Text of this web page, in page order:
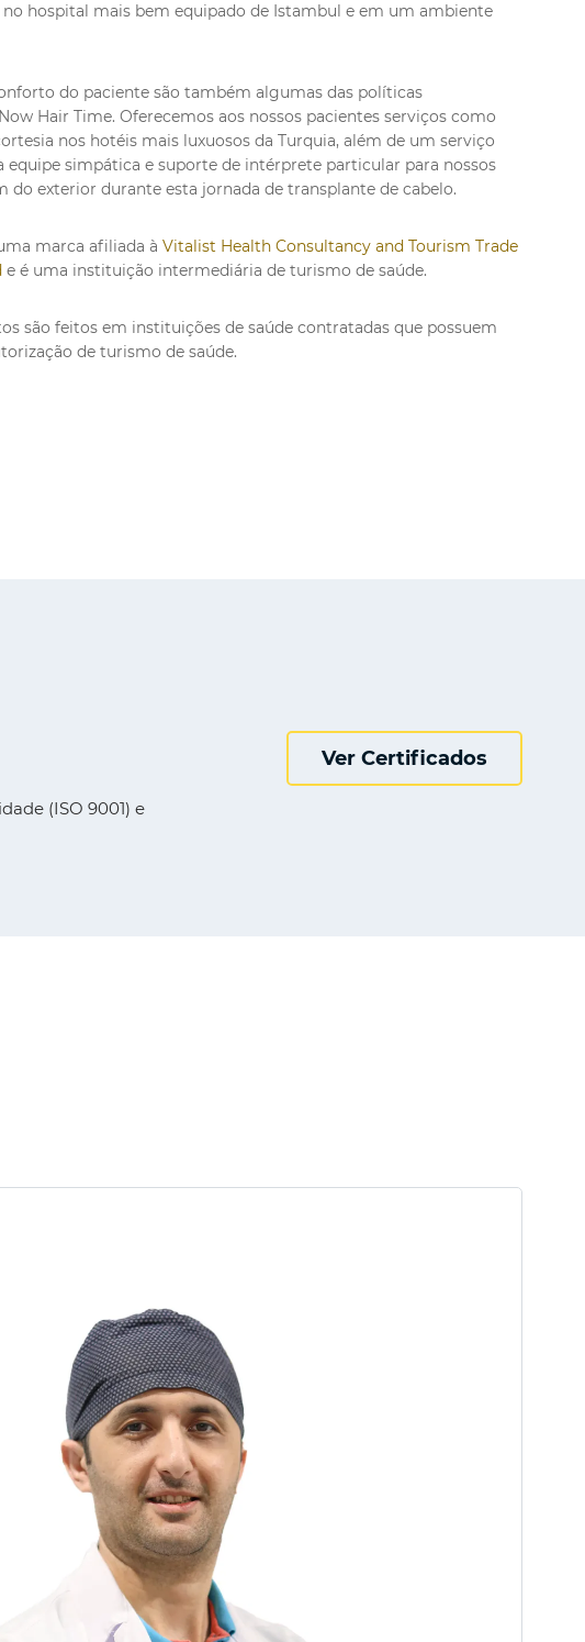
no hospital mais bem equipado de Istambul e em um ambiente
do paciente são também algumas das políticas
Hair Time. Oferecemos aos nossos pacientes serviços como
nos hotéis mais luxuosos da Turquia, além de um serviço
equipe simpática e suporte de intérprete particular para nossos
do exterior durante esta jornada de transplante de cabelo.
marca afiliada à Vitalist Health Consultancy and Tourism Trade
e é uma instituição intermediária de turismo de saúde.
são feitos em instituições de saúde contratadas que possuem
de turismo de saúde.
(ISO 9001) e
Ver Certificados